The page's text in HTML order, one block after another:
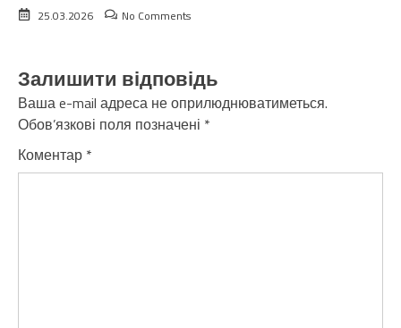
25.03.2026
No Comments
Залишити відповідь
Ваша e-mail адреса не оприлюднюватиметься.
Обов’язкові поля позначені *
Коментар *